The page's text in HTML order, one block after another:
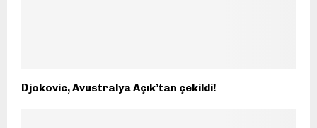
Djokovic, Avustralya Açık’tan çekildi!